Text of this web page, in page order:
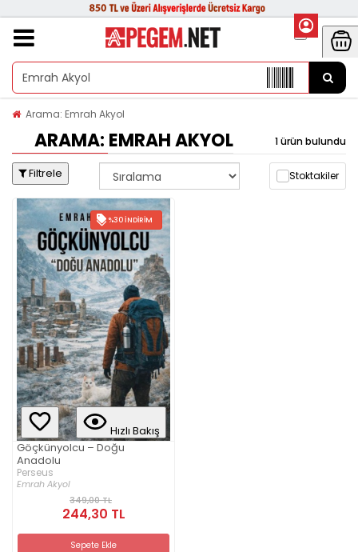
Arama: Emrah Akyol
ARAMA: EMRAH AKYOL 1 ürün bulundu
Filtrele Stoktakiler
%30 İNDIRIM
Hızlı Bakış
Göçkünyolcu – Doğu
Anadolu
Perseus
Emrah Akyol
349,00 TL
244,30 TL
Sepete Ekle